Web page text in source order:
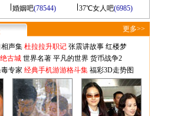
婚姻吧(78544) 37℃女人吧(6985)
更多>>
声集 杜拉拉升职记 张震讲故事 红楼梦
古城 世界名著 平凡的世界 货币战争2
专家 经典手机游游格斗集 福彩3D走势图